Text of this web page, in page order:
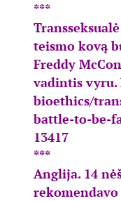
***
teismo kovą
Freddy
vadintis vyru.
bioethics/
battle-to-be-
13417
***
Anglija. 14